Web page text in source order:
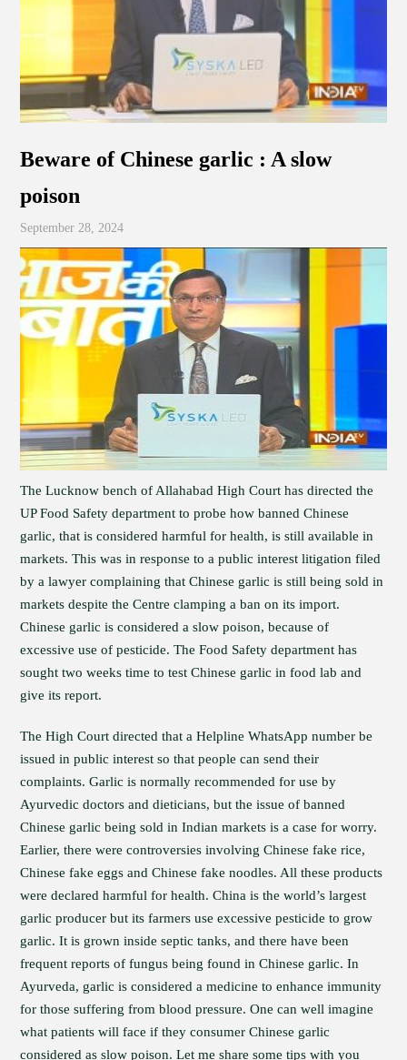
Beware of Chinese garlic : A slow
poison
September 28, 2024
The Lucknow bench of Allahabad High Court has directed the
UP Food Safety department to probe how banned Chinese
garlic, that is considered harmful for health, is still available in
markets. This was in response to a public interest litigation filed
by a lawyer complaining that Chinese garlic is still being sold in
markets despite the Centre clamping a ban on its import.
Chinese garlic is considered a slow poison, because of
excessive use of pesticide. The Food Safety department has
sought two weeks time to test Chinese garlic in food lab and
give its report.
The High Court directed that a Helpline WhatsApp number be
issued in public interest so that people can send their
complaints. Garlic is normally recommended for use by
Ayurvedic doctors and dieticians, but the issue of banned
Chinese garlic being sold in Indian markets is a case for worry.
Earlier, there were controversies involving Chinese fake rice,
Chinese fake eggs and Chinese fake noodles. All these products
were declared harmful for health. China is the world’s largest
garlic producer but its farmers use excessive pesticide to grow
garlic. It is grown inside septic tanks, and there have been
frequent reports of fungus being found in Chinese garlic. In
Ayurveda, garlic is considered a medicine to enhance immunity
for those suffering from blood pressure. One can well imagine
what patients will face if they consumer Chinese garlic
considered as slow poison. Let me share some tips with you